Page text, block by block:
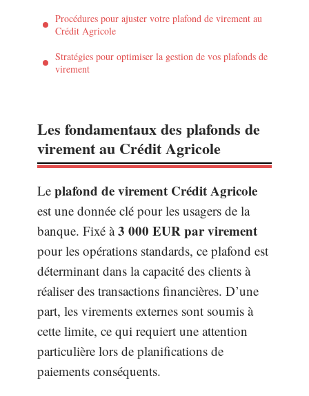
Procédures pour ajuster votre plafond de virement au
Crédit Agricole
Stratégies pour optimiser la gestion de vos plafonds de
virement
Les fondamentaux des plafonds de
virement au Crédit Agricole
Le plafond de virement Crédit Agricole
est une donnée clé pour les usagers de la
banque. Fixé à3 000 EUR par virement
pour les opérations standards, ce plafond est
déterminant dans la capacité des clients à
réaliser des transactions financières. D’une
part, les virements externes sont soumis à
cette limite, ce qui requiert une attention
particulière lors de planifications de
paiements conséquents.